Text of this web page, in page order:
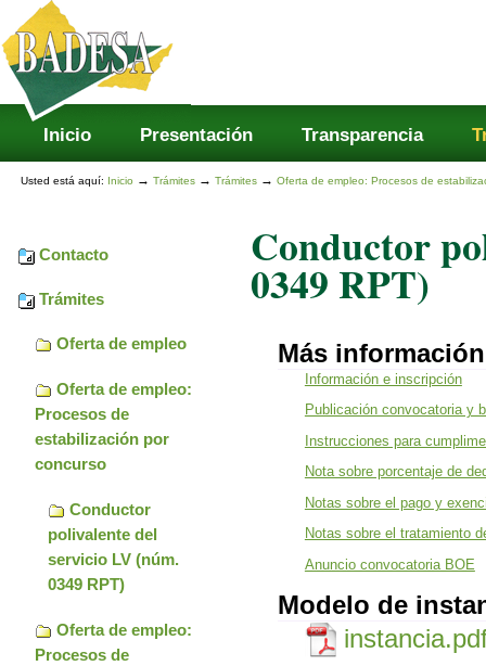
Cambiar
contenido.
Saltar
navegación
Secciones
Inicio Presentación Transparencia
Usted está aquí: Inicio →Trámites →Trámites →Oferta de empleo: Procesos de
Contacto
Trámites
Oferta de empleo
Oferta de empleo:
Procesos de
estabilización por
concurso
Conductor
polivalente del
servicio LV (núm.
0349 RPT)
Oferta de empleo:
Procesos de
Conductor
0349 RPT)
Más información
Información e inscripción
Publicación convocatoria y
Instrucciones para
Nota sobre porcentaje de
Notas sobre el pago y
Notas sobre el tratamiento
Anuncio convocatoria BOE
Modelo de